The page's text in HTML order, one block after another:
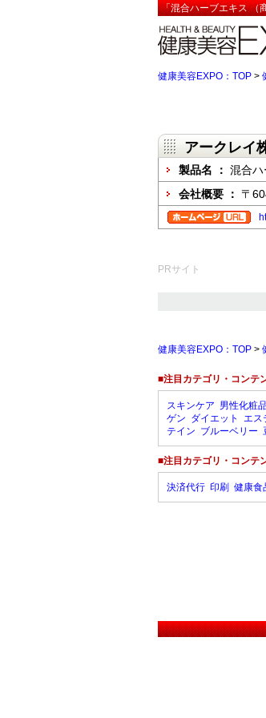
「混合ハーブエキス （
健康美容EXPO：TOP >
アークレイ
製品名 ： 混合ハ
会社概要 ： 〒
PRサイト
健康美容EXPO：TOP >
■注目カテゴリ・コンテ
スキンケア 男性化粧
ゲン ダイエット エス
テイン ブルーベリー
■注目カテゴリ・コンテ
決済代行 印刷 健康食